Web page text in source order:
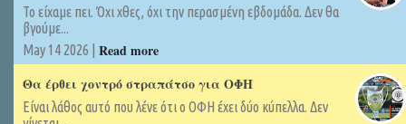
Το είχαμε πει. Όχι χθες, όχι την περασμένη εβδομάδα. Δεν θα
βγούμε...
May 14 2026 | Read more
Θα έρθει χοντρό στραπάτσο για ΟΦΗ
Είναι λάθος αυτό που λένε ότι ο ΟΦΗ έχει δύο κύπελλα. Δεν